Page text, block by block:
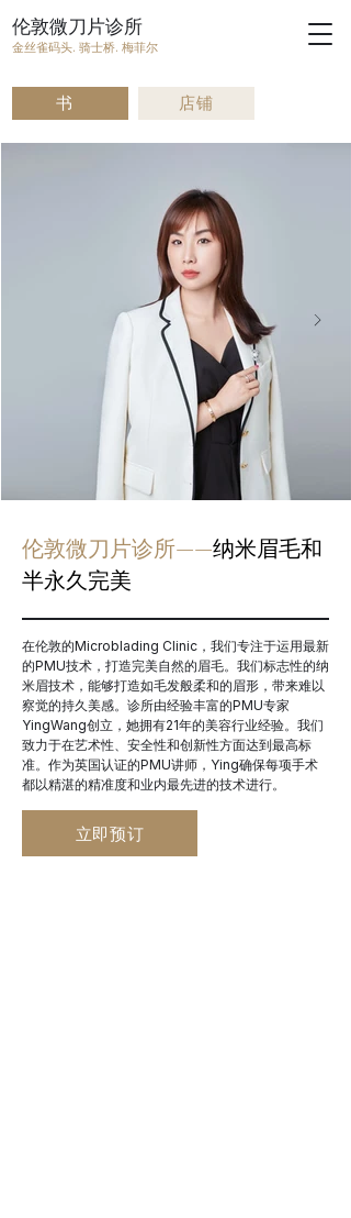
伦敦微刀片诊所
金丝雀码头. 骑士桥. 梅菲尔
书 店铺
伦敦微刀片诊所——纳米眉毛和
半永久完美
在伦敦的Microblading Clinic，我们专注于运用最新
的PMU技术，打造完美自然的眉毛。我们标志性的纳
米眉技术，能够打造如毛发般柔和的眉形，带来难以
察觉的持久美感。诊所由经验丰富的PMU专家
YingWang创立，她拥有21年的美容行业经验。我们
致力于在艺术性、安全性和创新性方面达到最高标
准。作为英国认证的PMU讲师，Ying确保每项手术
都以精湛的精准度和业内最先进的技术进行。
立即预订